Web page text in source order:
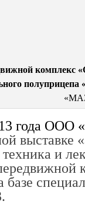
комплекс
полуприцепа
года ООО
выставке
и
базе